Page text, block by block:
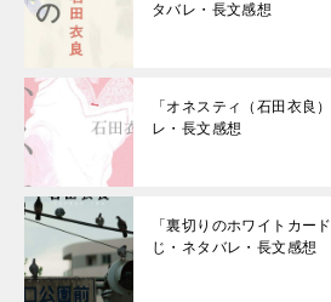
タバレ・長文感想
「オネスティ（石田衣良
レ・長文感想
「裏切りのホワイトカー
じ・ネタバレ・長文感想